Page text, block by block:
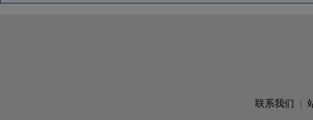
联系我们